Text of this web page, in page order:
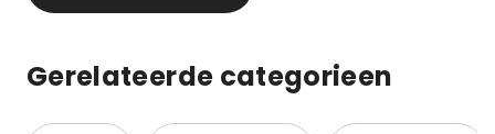
Gerelateerde categorieen